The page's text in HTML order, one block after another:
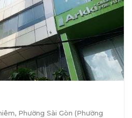
Phường Sài Gòn (Phường